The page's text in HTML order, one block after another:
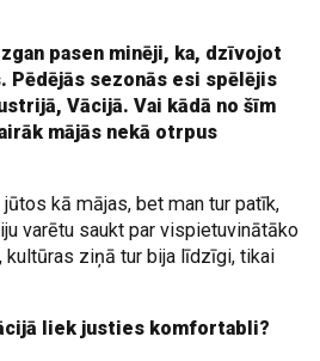
pasen minēji, ka, dzīvojot
Pēdējās sezonās esi spēlējis
Vācijā. Vai kādā no šīm
mājās nekā otrpus
kā mājas, bet man tur patīk,
varētu saukt par vispietuvinātāko
kultūras ziņā tur bija līdzīgi, tikai
liek justies komfortabli?